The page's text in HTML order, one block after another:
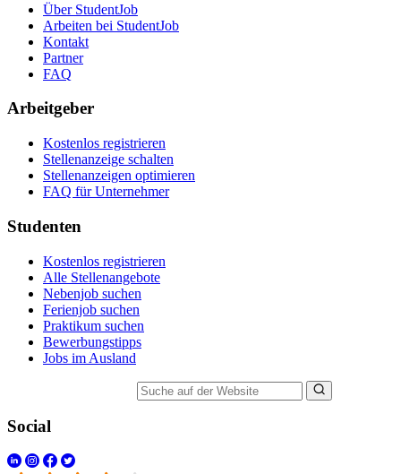
Über StudentJob
Arbeiten bei StudentJob
Kontakt
Partner
FAQ
Arbeitgeber
Kostenlos registrieren
Stellenanzeige schalten
Stellenanzeigen optimieren
FAQ für Unternehmer
Studenten
Kostenlos registrieren
Alle Stellenangebote
Nebenjob suchen
Ferienjob suchen
Praktikum suchen
Bewerbungstipps
Jobs im Ausland
Social